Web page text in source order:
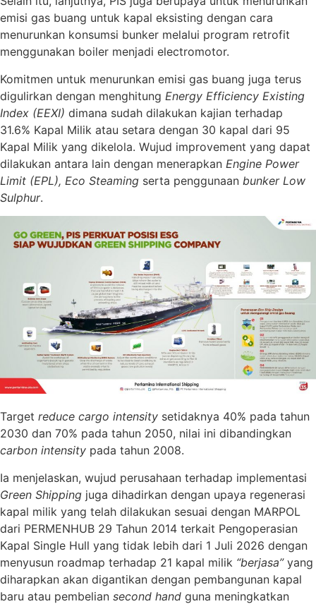
emisi gas buang untuk kapal eksisting dengan cara
menurunkan konsumsi bunker melalui program retrofit
menggunakan boiler menjadi electromotor.
Komitmen untuk menurunkan emisi gas buang juga terus
digulirkan dengan menghitung Energy Efficiency Existing
Index (EEXI) dimana sudah dilakukan kajian terhadap
31.6% Kapal Milik atau setara dengan 30 kapal dari 95
Kapal Milik yang dikelola. Wujud improvement yang dapat
dilakukan antara lain dengan menerapkan Engine Power
Limit (EPL), Eco Steaming serta penggunaan bunker Low
Sulphur.
Target reduce cargo intensity setidaknya 40% pada tahun
2030 dan 70% pada tahun 2050, nilai ini dibandingkan
carbon intensity pada tahun 2008.
Ia menjelaskan, wujud perusahaan terhadap implementasi
Green Shipping juga dihadirkan dengan upaya regenerasi
kapal milik yang telah dilakukan sesuai dengan MARPOL
dari PERMENHUB 29 Tahun 2014 terkait Pengoperasian
Kapal Single Hull yang tidak lebih dari 1 Juli 2026 dengan
menyusun roadmap terhadap 21 kapal milik “berjasa”yang
diharapkan akan digantikan dengan pembangunan kapal
baru atau pembelian second hand guna meningkatkan